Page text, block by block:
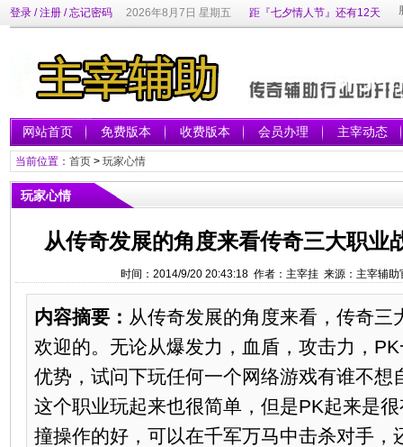
登录/注册/忘记密码 2026年8月7日 星期五 距『七夕情人节』还有12天
网站首页 免费版本 收费版本 会员办理 主宰动态
当前位置： 首页> 玩家心情
玩家心情
从传奇发展的角度来看传奇三大职业
时间：2014/9/20 20:43:18 作者：主宰挂 来源：主宰辅
内容摘要： 从传奇发展的角度来看，传奇三
欢迎的。无论从爆发力，血盾，攻击力，
优势，试问下玩任何一个网络游戏有谁不想
这个职业玩起来也很简单，但是PK起来是
撞操作的好，可以在千军万马中击杀对手，